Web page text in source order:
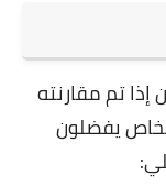
تم مقارنته
يفضلون